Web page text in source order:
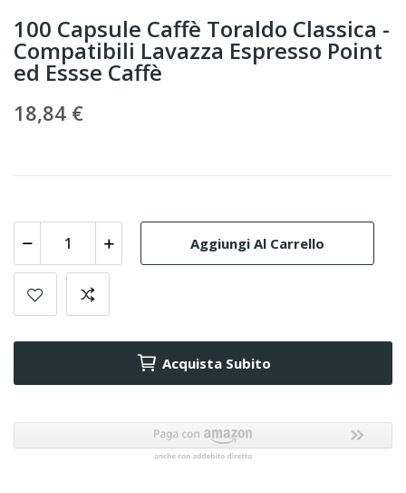
100 Capsule Caffè Toraldo Classica -
Compatibili Lavazza Espresso Point
ed Essse Caffè
18,84 €
Aggiungi Al Carrello
Acquista Subito